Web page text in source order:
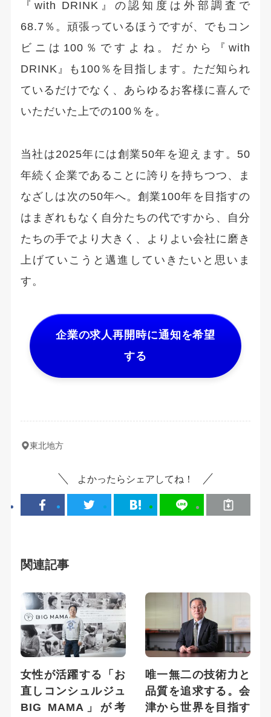
『with DRINK』の認知度は外部調査で
68.7％。頑張っているほうですが、でもコン
ビニは100％ですよね。だから『with
DRINK』も100％を目指します。ただ知られ
ているだけでなく、あらゆるお客様に喜んで
いただいた上での100％を。
当社は2025年には創業50年を迎えます。50
年続く企業であることに誇りを持ちつつ、ま
なざしは次の50年へ。創業100年を目指すの
はまぎれもなく自分たちの代ですから、自分
たちの手でより大きく、よりよい会社に磨き
上げていこうと邁進していきたいと思いま
す。
企業の求人再開時に通知を希望
する
東北地方
よかったらシェアしてね！
関連記事
女性が活躍する「お
直しコンシュルジュ
BIG MAMA」が考
唯一無二の技術力と
品質を追求する。会
津から世界を目指す